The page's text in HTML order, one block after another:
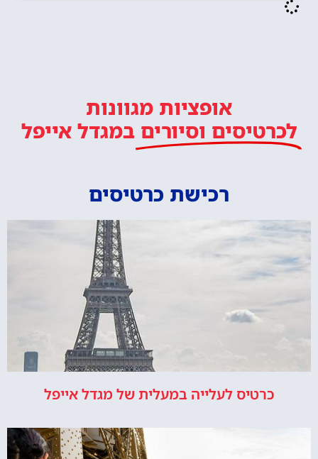
אופציות מגוונות
לכרטיסים וסיורים במגדל אייפל
רכישת כרטיסים
כרטיס לעלייה במעלית של מגדל אייפל